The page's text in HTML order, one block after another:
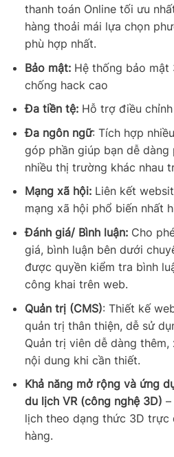
thanh toán Online tối ưu
hàng thoải mái lựa chọn
phù hợp nhất.
Bảo mật:Hệ thống bảo mật
chống hack cao
Đa tiền tệ: Hỗ trợ điều
Đa ngôn ngữ: Tích hợp
góp phần giúp bạn dễ
nhiều thị trường khác nhau
Mạng xã hội:Liên kết
mạng xã hội phổ biến nhất
Đánh giá/ Bình luận:Cho
giá, bình luận bên dưới
được quyền kiểm tra bình
công khai trên web.
Quản trị (CMS): Thiết kế
quản trị thân thiện, dễ sử
Quản trị viên dễ dàng thêm,
nội dung khi cần thiết.
Khả năng mở rộng và ứng
du lịch VR (công nghệ 3D)
lịch theo dạng thức 3D trực
hàng.